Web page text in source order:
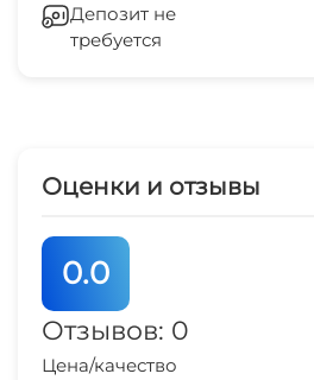
Депозит не
требуется
Оценки и отзывы
0.0
Отзывов: 0
Цена/качество